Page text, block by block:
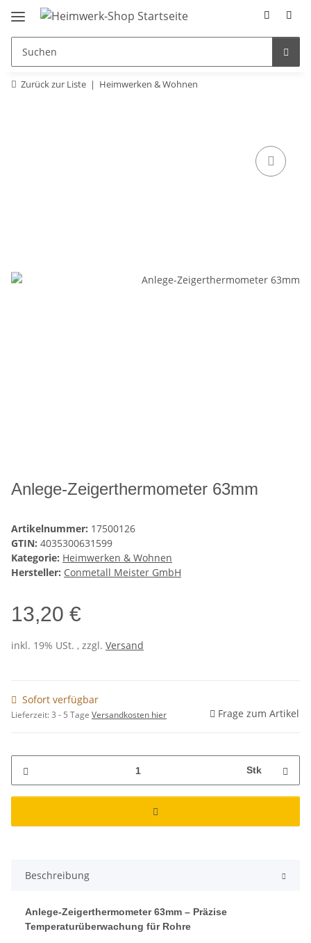
Zurück zur Liste Heimwerken & Wohnen
Anlege-Zeigerthermometer 63mm
Artikelnummer: 17500126
GTIN: 4035300631599
Kategorie: Heimwerken & Wohnen
Hersteller: Conmetall Meister GmbH
13,20 €
inkl. 19% USt. , zzgl. Versand
Sofort verfügbar
Lieferzeit:3 - 5 Tage Versandkosten hier Frage zum Artikel
Stk
Beschreibung
Anlege-Zeigerthermometer 63mm – Präzise
Temperaturüberwachung für Rohre